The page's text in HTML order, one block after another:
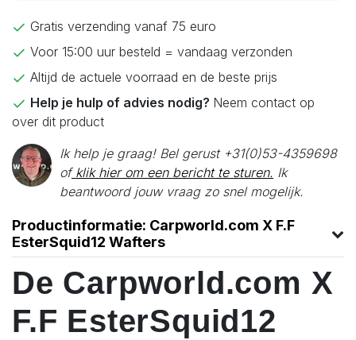
Gratis verzending vanaf 75 euro
Voor 15:00 uur besteld = vandaag verzonden
Altijd de actuele voorraad en de beste prijs
Help je hulp of advies nodig? Neem contact op
over dit product
Ik help je graag! Bel gerust +31(0)53-4359698
ofklik hier om een bericht te sturen. Ik
beantwoord jouw vraag zo snel mogelijk.
Productinformatie: Carpworld.com X F.F
EsterSquid12 Wafters
De Carpworld.com X
F.F EsterSquid12